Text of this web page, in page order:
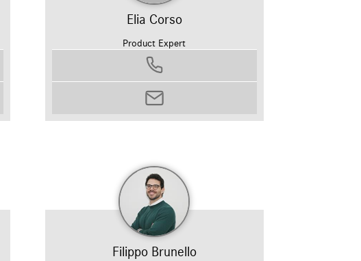
Elia Corso
Product Expert
0458799311
elia.corso@autosilver.it
Filippo Brunello